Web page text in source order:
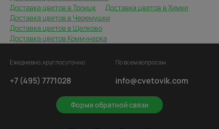
Доставка цветов в Троицк
Доставка цветов в Химки
Доставка цветов в Черемушки
Доставка цветов в Щелково
Доставка цветов Коммунарка
Ежедневно, круглосуточно
+7 (495) 7771028
Форма обратной связи
По всем вопросам
info@cvetovik.com